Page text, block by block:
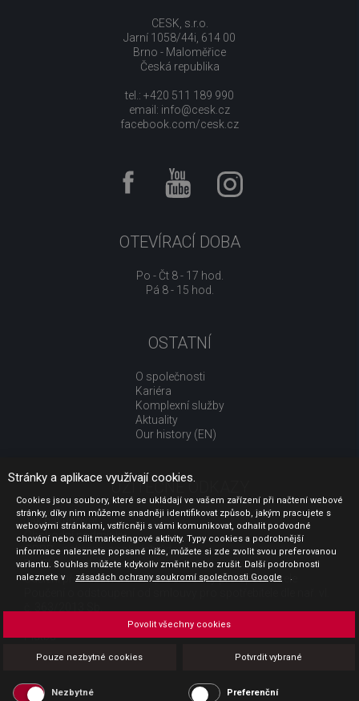
CESK, s.r.o.
Jarní 1058/44i, 614 00
Brno - Maloměřice
Česká republika
tel.: +420 511 189 990
email: info@cesk.cz
facebook.com/cesk.cz
OTEVÍRACÍ DOBA
Po - Čt 8 - 17 hod.
Pá 8 - 15 hod.
OSTATNÍ
O společnosti
Kariéra
Komplexní služby
Aktuality
Our history (EN)
UŽITEČNÉ ODKAZY
Jak nakupovat
Obchodní podmínky
GDPR - ochrana osobních údajů
Profil zadavatele
Sdělení před uzavřením kupní smlouvy pro spotřebitele
Platba
Povinná publicita
Stránky a aplikace využívají cookies.
Cookies jsou soubory, které se ukládají ve vašem zařízení při načtení webové
stránky, díky nim můžeme snadněji identifikovat způsob, jakým pracujete s
webovými stránkami, vstřícněji s vámi komunikovat, odhalit podvodné
chování nebo cílit marketingové aktivity. Typy cookies a podrobnější
informace naleznete popsané níže, můžete si zde zvolit svou preferovanou
variantu. Souhlas můžete kdykoliv změnit nebo zrušit. Další podrobnosti
naleznete v
zásadách ochrany soukromí společnosti Google .
Pouze nezbytné cookies Potvrdit vybrané
Povolit všechny cookies
Nezbytné Preferenční